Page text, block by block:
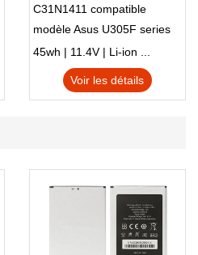
C31N1411 compatible
modèle Asus U305F series
45wh | 11.4V | Li-ion ...
Voir les détails